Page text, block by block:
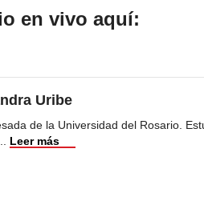
en vivo aquí:
Uribe
de la Universidad del Rosario.
Leer más